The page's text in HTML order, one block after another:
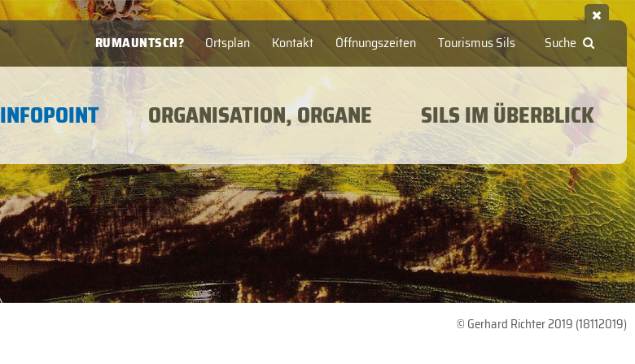
Suche
Ortsplan Kontakt Öffnungszeiten Tourismus Sils
RUMAUNTSCH?
INFOPOINT ORGANISATION, ORGANE SILS IM ÜBERBLICK
© Gerhard Richter 2019 (18112019)